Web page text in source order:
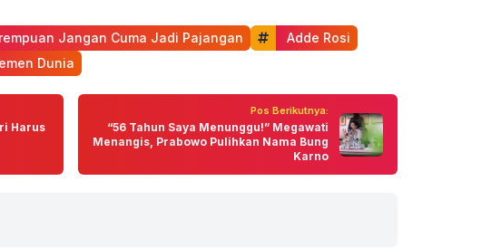
Jangan Cuma Jadi Pajangan
Adde Rosi
Dunia
Harus
Pos Berikutnya:
“56 Tahun Saya Menunggu!” Megawati
Menangis, Prabowo Pulihkan Nama Bung
Karno